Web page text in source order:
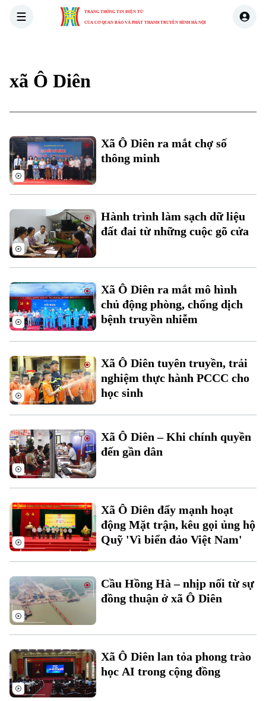
TRANG THÔNG TIN ĐIỆN TỬ
CỦA CƠ QUAN BÁO VÀ PHÁT THANH TRUYỀN HÌNH HÀ NỘI
Xu hướng
Chuyên mục
Hà Nội
Chính trị
An ninh trật tự
Công nghệ
Hà Nội
Nhịp sống Hà Nội
Người Hà Nội
Khoảnh khắc Hà Nội
Thế giới
Tin tức
Quân sự
Kinh tế
Tin tức
Nhà đất
xã Ô Diên
Xã Ô Diên ra mắt chợ số
thông minh
Hành trình làm sạch dữ liệu
đất đai từ những cuộc gõ cửa
Xã Ô Diên ra mắt mô hình
chủ động phòng, chống dịch
bệnh truyền nhiễm
Xã Ô Diên tuyên truyền, trải
nghiệm thực hành PCCC cho
học sinh
Xã Ô Diên – Khi chính quyền
đến gần dân
Xã Ô Diên đẩy mạnh hoạt
động Mặt trận, kêu gọi ủng hộ
Quỹ 'Vì biển đảo Việt Nam'
Cầu Hồng Hà – nhịp nối từ sự
đồng thuận ở xã Ô Diên
Xã Ô Diên lan tỏa phong trào
học AI trong cộng đồng